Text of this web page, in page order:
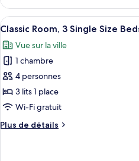
Room,
2
Single
Size
Beds,
Haram
Courtyard
View
le
type
de
Classic
Room,
Single
Size
Beds,
Haram
Courtyard
Afficher
toutes
les
photos
pour
ce
type
chambre :
6
Classic Room, 3 Single Size
Vue sur la ville
1 chambre
4 personnes
3 lits 1 place
Wi-Fi gratuit
Plus de détails
Plus